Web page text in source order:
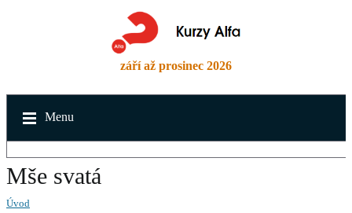
září až prosinec 2026
Menu
Mše svatá
Úvod